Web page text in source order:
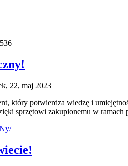
22, maj 2023
który potwierdza wiedzę i
sprzętowi zakupionemu w ramach